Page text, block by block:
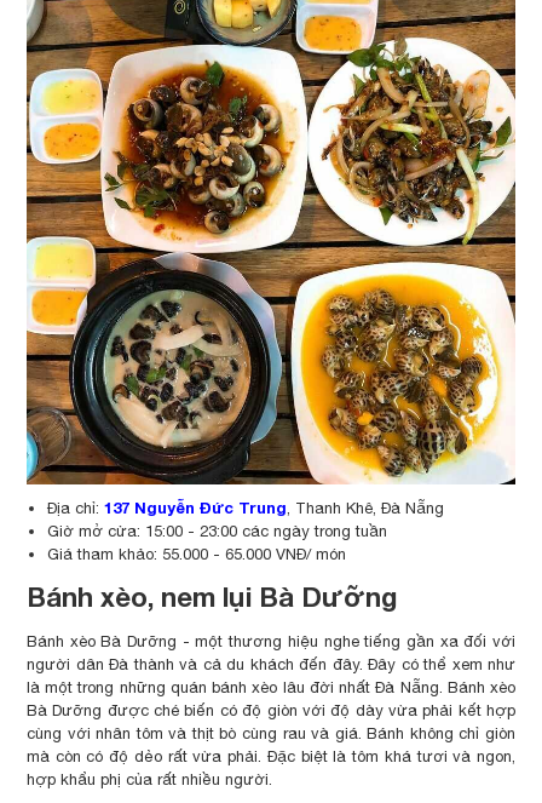
Địa chỉ: 137 Nguyễn Đức Trung , Thanh Khê, Đà Nẵng
Giờ mở cửa: 15:00 - 23:00 các ngày trong tuần
Giá tham khảo: 55.000 - 65.000 VNĐ/ món
Bánh xèo, nem lụi Bà Dưỡng
Bánh xèo Bà Dưỡng - một thương hiệu nghe tiếng gần xa đối với
người dân Đà thành và cả du khách đến đây. Đây có thể xem như
là một trong những quán bánh xèo lâu đời nhất Đà Nẵng. Bánh xèo
Bà Dưỡng được ché biến có độ giòn với độ dày vừa phải kết hợp
cùng với nhân tôm và thịt bò cùng rau và giá. Bánh không chỉ giòn
mà còn có độ dẻo rất vừa phải. Đặc biệt là tôm khá tươi và ngon,
hợp khẩu phị của rất nhiều người.